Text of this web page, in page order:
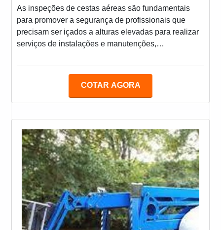
As inspeções de cestas aéreas são fundamentais
para promover a segurança de profissionais que
precisam ser içados a alturas elevadas para realizar
serviços de instalações e manutenções,
o equipamento serve como uma plataforma de
fatais.Para garantir a eficiência do serviço, é
COTAR AGORA